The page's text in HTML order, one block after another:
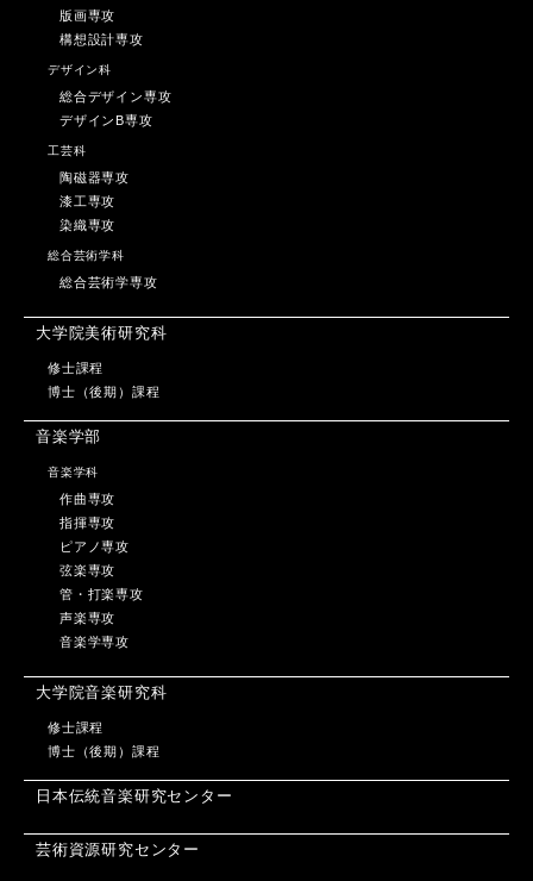
版画専攻
構想設計専攻
デザイン科
総合デザイン専攻
デザインB専攻
工芸科
陶磁器専攻
漆工専攻
染織専攻
総合芸術学科
総合芸術学専攻
大学院美術研究科
修士課程
博士（後期）課程
音楽学部
音楽学科
作曲専攻
指揮専攻
ピアノ専攻
弦楽専攻
管・打楽専攻
声楽専攻
音楽学専攻
大学院音楽研究科
修士課程
博士（後期）課程
日本伝統音楽研究センター
芸術資源研究センター